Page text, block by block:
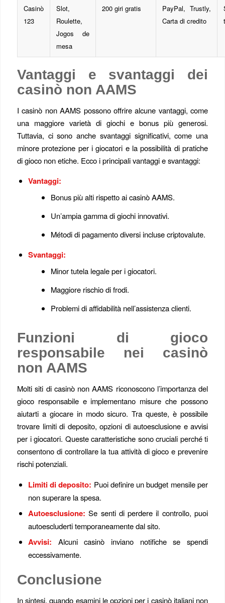
Casinò
123
Slot,
Roulette,
Jogos de
mesa
200 giri gratis
PayPal, Trustly,
Carta di credito
Vantaggi e svantaggi dei
casinò non AAMS
I casinò non AAMS possono offrire alcune vantaggi, come
una maggiore varietà di giochi e bonus più generosi.
Tuttavia, ci sono anche svantaggi significativi, come una
minore protezione per i giocatori e la possibilità di pratiche
di gioco non etiche. Ecco i principali vantaggi e svantaggi:
Vantaggi:
Bonus più alti rispetto ai casinò AAMS.
Un’ampia gamma di giochi innovativi.
Métodi di pagamento diversi incluse criptovalute.
Svantaggi:
Minor tutela legale per i giocatori.
Maggiore rischio di frodi.
Problemi di affidabilità nell’assistenza clienti.
Funzioni di gioco
responsabile nei casinò
non AAMS
Molti siti di casinò non AAMS riconoscono l’importanza del
gioco responsabile e implementano misure che possono
aiutarti a giocare in modo sicuro. Tra queste, è possibile
trovare limiti di deposito, opzioni di autoesclusione e avvisi
per i giocatori. Queste caratteristiche sono cruciali perché ti
consentono di controllare la tua attività di gioco e prevenire
rischi potenziali.
Limiti di deposito: Puoi definire un budget mensile per
non superare la spesa.
Autoesclusione: Se senti di perdere il controllo, puoi
autoescluderti temporaneamente dal sito.
Avvisi: Alcuni casinò inviano notifiche se spendi
eccessivamente.
Conclusione
In sintesi, quando esamini le opzioni per i casinò italiani non